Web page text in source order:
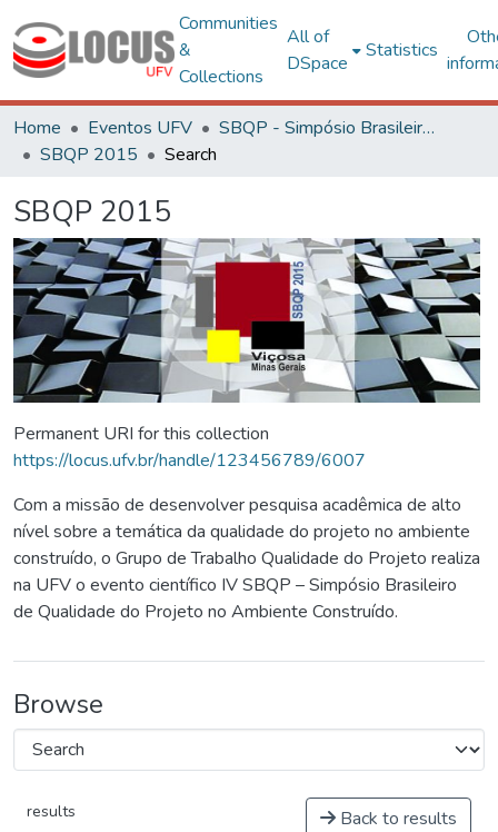
Communities
&
Collections
All of
DSpace
Statistics
Home Eventos UFV
SBQP - Simpósio Brasileiro de Qualidade do Projeto no Ambiente Construído
SBQP 2015
Search
SBQP 2015
Permanent URI for this collection
https://locus.ufv.br/handle/123456789/6007
Com a missão de desenvolver pesquisa acadêmica de alto
nível sobre a temática da qualidade do projeto no ambiente
construído, o Grupo de Trabalho Qualidade do Projeto realiza
na UFV o evento científico IV SBQP – Simpósio Brasileiro
de Qualidade do Projeto no Ambiente Construído.
Browse
results Back to results